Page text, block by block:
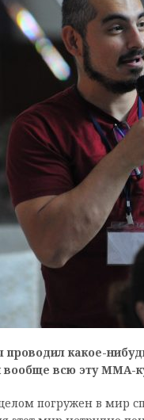
проводил какое-
вообще всю эту ММА-
погружен в мир